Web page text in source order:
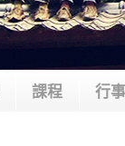
課程 行